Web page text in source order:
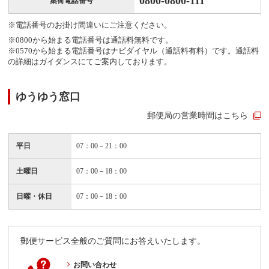
※電話番号のお掛け間違いにご注意ください。
※0800から始まる電話番号は通話料無料です。
※0570から始まる電話番号はナビダイヤル（通話料有料）です。通話料
の詳細はガイダンスにてご案内しております。
ゆうゆう窓口
郵便局の営業時間はこちら
平日 07：00－21：00
土曜日 07：00－18：00
日曜・休日 07：00－18：00
郵便サービス全般のご質問にお答えいたします。
お問い合わせ